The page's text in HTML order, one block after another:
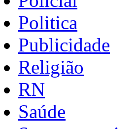
Politica
Publicidade
Religião
RN
Saúde